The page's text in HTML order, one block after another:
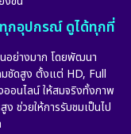
กอุปกรณ์ ดูได้ทุกที่
อย่างมาก โดยพัฒนา
ชัดสูง ตั้งแต่ HD, Full
อนไลน์ ให้สมจริงทั้งภาพ
ช่วยให้การรับชมเป็นไป